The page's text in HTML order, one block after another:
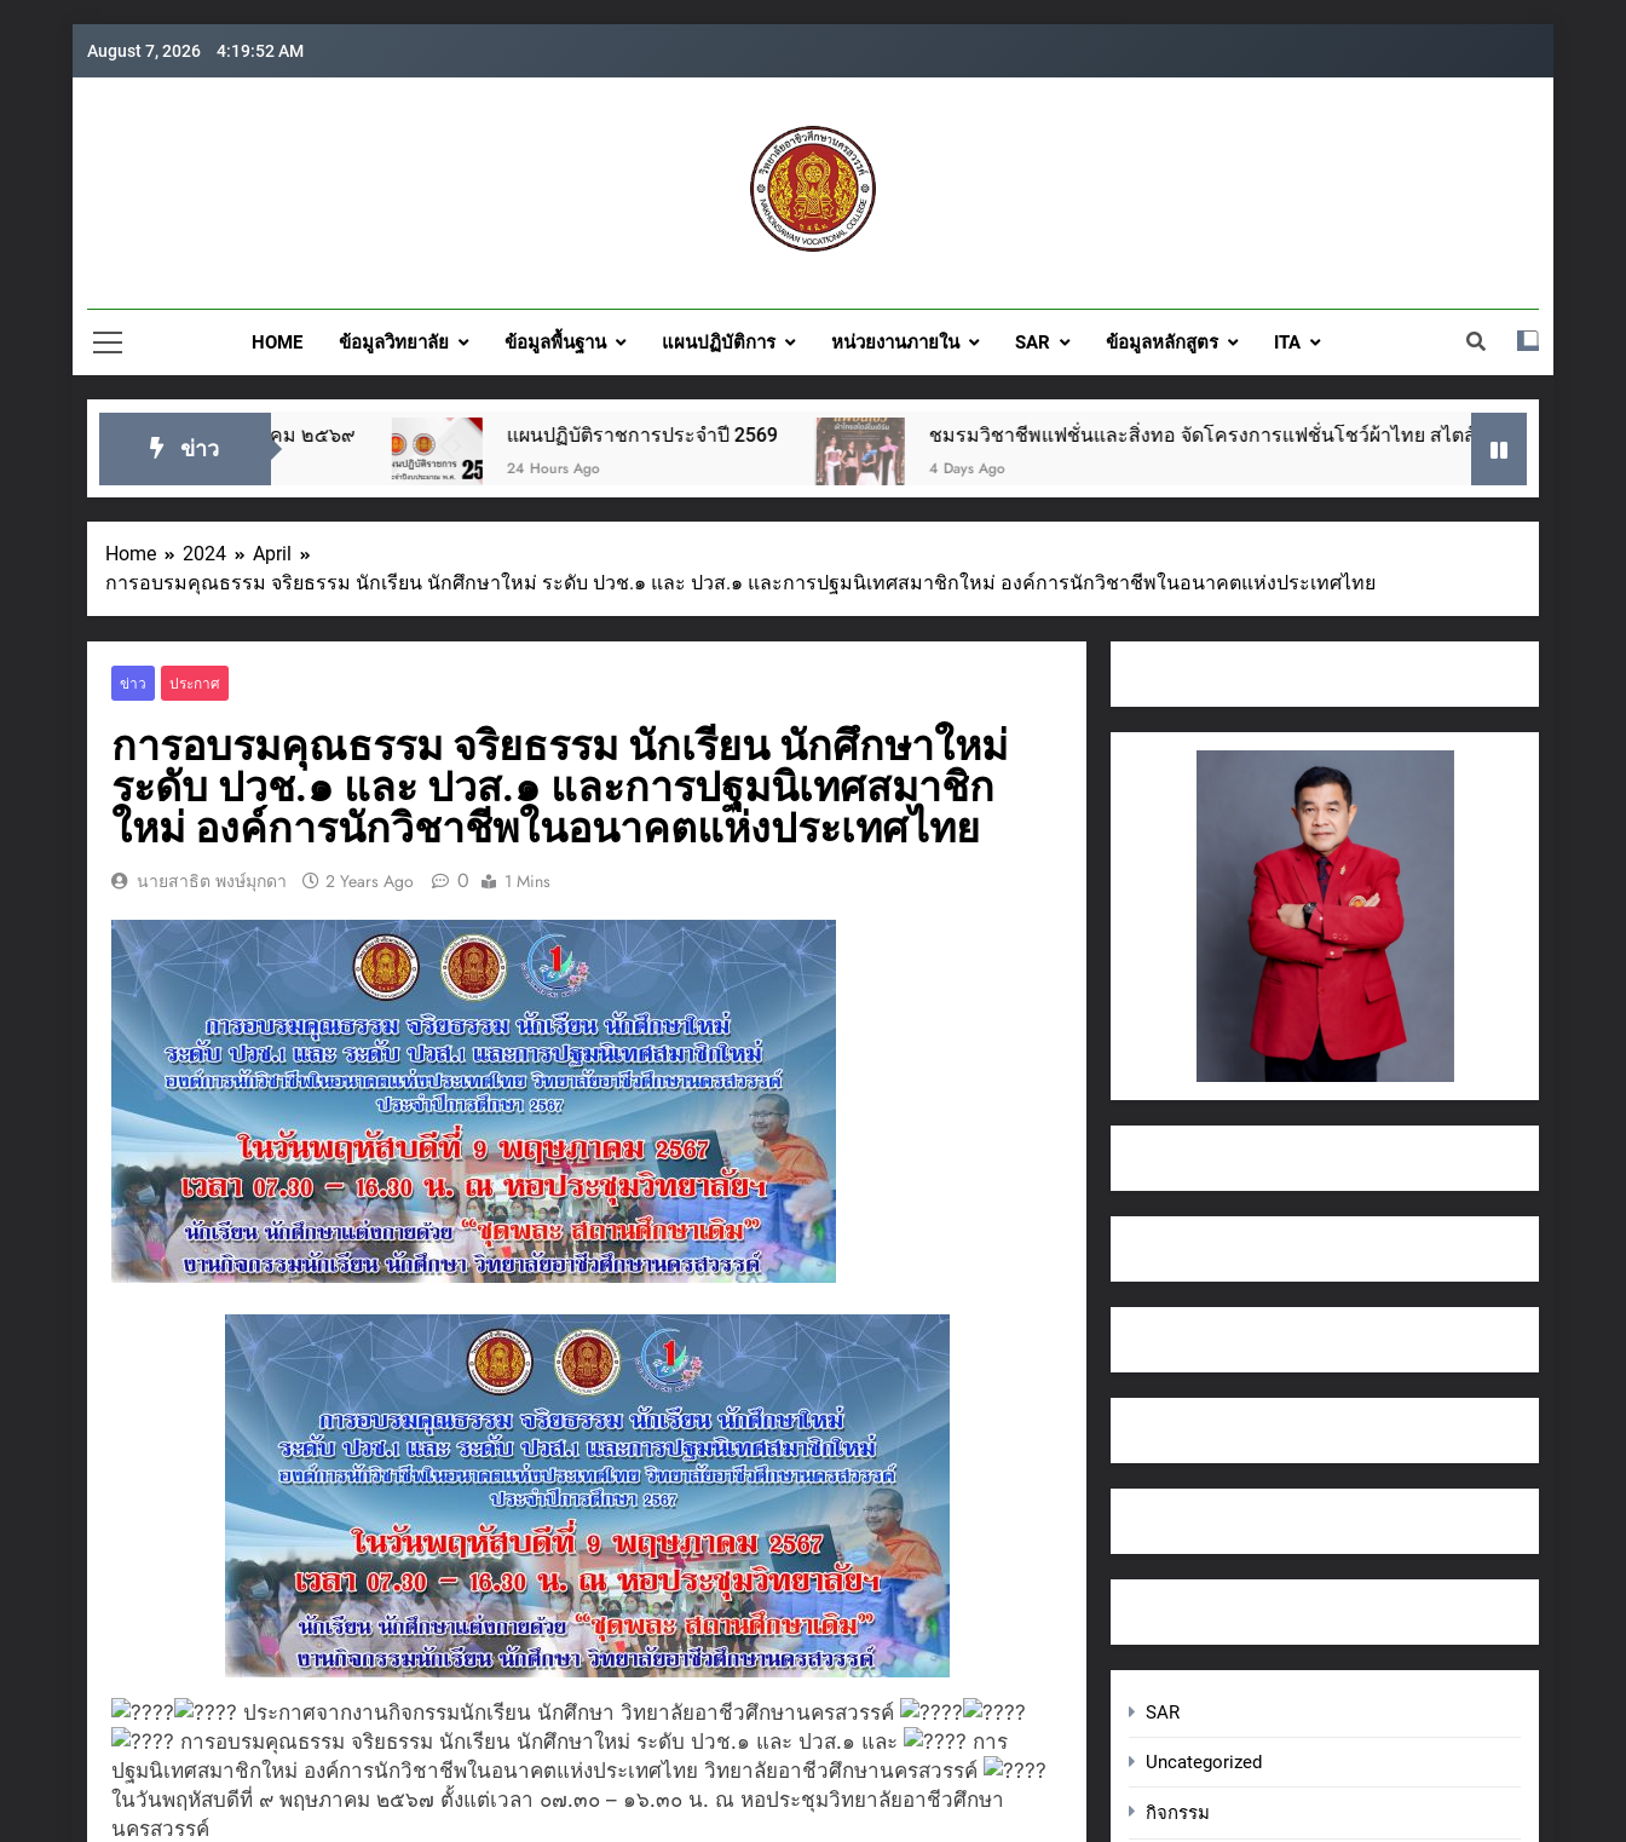
August 7, 2026 4:19:53 AM
HOME ข้อมูลวิทยาลัย ข้อมูลพื้นฐาน แผนปฏิบัติการ หน่วยงานภายใน SAR ข้อมูลหลักสูตร ITA
ข่าว
อยู่หัว ๒๘ กรกฎาคม ๒๕๖๙ แผนปฏิบัติราชการประจำปี 2569
24 Hours Ago
ชมรมวิชาชีพแฟชั่นและสิ่งทอ จัดโครงการแฟชั่นโชว์ผ้าไทย สไตล์โมเดิร์น วันที่ ๕ ส.ค. นี้
4 Days Ago
Home 2024
April
การอบรมคุณธรรม จริยธรรม นักเรียน นักศึกษาใหม่ ระดับ ปวช.๑ และ ปวส.๑ และการปฐมนิเทศสมาชิกใหม่ องค์การนักวิชาชีพในอนาคตแห่งประเทศไทย
ข่าว ประกาศ
การอบรมคุณธรรม จริยธรรม นักเรียน นักศึกษาใหม่
ระดับ ปวช.๑ และ ปวส.๑ และการปฐมนิเทศสมาชิก
ใหม่ องค์การนักวิชาชีพในอนาคตแห่งประเทศไทย
นายสาธิต พงษ์มุกดา 2 Years Ago 0 1 Mins
ประกาศจากงานกิจกรรมนักเรียน นักศึกษา วิทยาลัยอาชีวศึกษานครสวรรค์
การอบรมคุณธรรม จริยธรรม นักเรียน นักศึกษาใหม่ ระดับ ปวช.๑ และ ปวส.๑ และ
การ
ปฐมนิเทศสมาชิกใหม่ องค์การนักวิชาชีพในอนาคตแห่งประเทศไทย วิทยาลัยอาชีวศึกษานครสวรรค์
ในวันพฤหัสบดีที่ ๙ พฤษภาคม ๒๕๖๗ ตั้งแต่เวลา ๐๗.๓๐ – ๑๖.๓๐ น. ณ หอประชุมวิทยาลัยอาชีวศึกษา
นครสวรรค์
SAR
Uncategorized
กิจกรรม